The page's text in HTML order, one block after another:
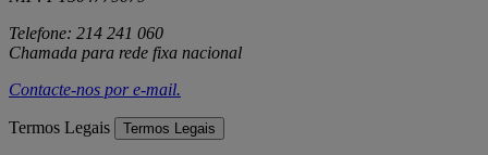
Telefone: 214 241 060
Chamada para rede fixa nacional
Contacte-nos pore-mail.
Termos Legais Termos Legais